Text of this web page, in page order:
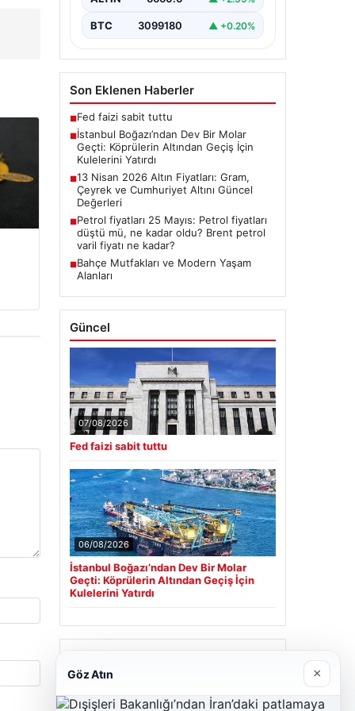
batık…
BTC 3099180 ▲ +0.20%
Son Eklenen Haberler
■Fed faizi sabit tuttu
■İstanbul Boğazı’ndan Dev Bir Molar
Geçti: Köprülerin Altından Geçiş İçin
Kulelerini Yatırdı
■13 Nisan 2026 Altın Fiyatları: Gram,
Çeyrek ve Cumhuriyet Altını Güncel
Değerleri
■Petrol fiyatları 25 Mayıs: Petrol fiyatları
düştü mü, ne kadar oldu? Brent petrol
varil fiyatı ne kadar?
■Bahçe Mutfakları ve Modern Yaşam
Alanları
Güncel
07/08/2026
Fed faizi sabit tuttu
06/08/2026
İstanbul Boğazı’ndan Dev Bir Molar
Geçti: Köprülerin Altından Geçiş İçin
Kulelerini Yatırdı
Hastaş Beton
Göz Atın ×